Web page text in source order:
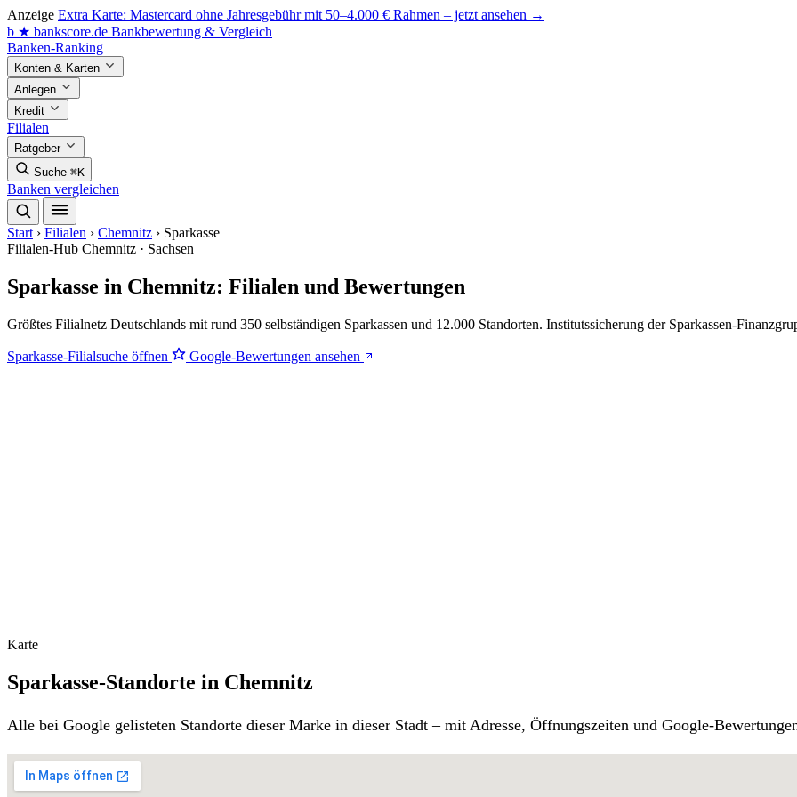
Anzeige Extra Karte: Mastercard ohne Jahresgebühr mit 50–4.000 € Rahmen – jetzt ansehen →
b ★ bankscore.de Bankbewertung & Vergleich
Banken-Ranking
Konten & Karten
Anlegen
Kredit
Filialen
Ratgeber
Suche ⌘K
Banken vergleichen
Start › Filialen › Chemnitz › Sparkasse
Filialen-Hub Chemnitz · Sachsen
Sparkasse in Chemnitz: Filialen und Bewertungen
Größtes Filialnetz Deutschlands mit rund 350 selbständigen Sparkassen und 12.000 Standorten. Institutssicherung der Sparkassen-
Sparkasse-Filialsuche öffnen Google-Bewertungen ansehen
Karte
Sparkasse-Standorte in Chemnitz
Alle bei Google gelisteten Standorte dieser Marke in dieser Stadt – mit Adresse, Öffnungszeiten und Google-